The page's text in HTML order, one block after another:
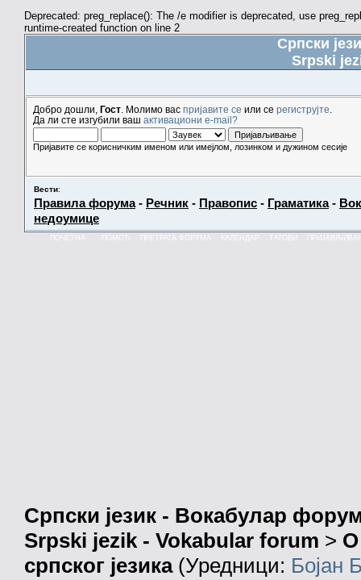
Deprecated: preg_replace(): The /e modifier is deprecated, use
runtime-created function on line 2
Српски
Srpski
Добро дошли, Гост . Молимо вас пријавите се или се региструјте
Да ли сте изгубили ваш активациони e-mail?
Пријавите се корисничким именом или имејлом, лозинком и дужином сесије
Вести:
Правила форума- Речник - Правопис - Граматика-
недоумице
КАЛЕНДАР
Српски језик - Вокабулар
Srpski jezik - Vokabular forum > О
српског језика(Уредници: Бојан